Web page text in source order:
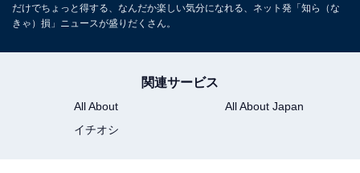
だけでちょっと得する、なんだか楽しい気分になれる、ネット発「知ら（な
きゃ）損」ニュースが盛りだくさん。
関連サービス
All About
All About Japan
イチオシ